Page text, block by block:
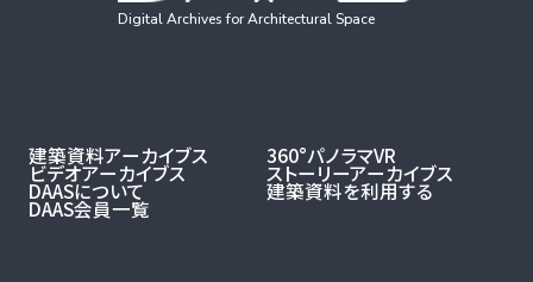
Digital Archives for Architectural Space
建築資料アーカイブス 360°パノラマVR
ビデオアーカイブス ストーリーアーカイブス
DAASについて 建築資料を利用する
DAAS会員一覧